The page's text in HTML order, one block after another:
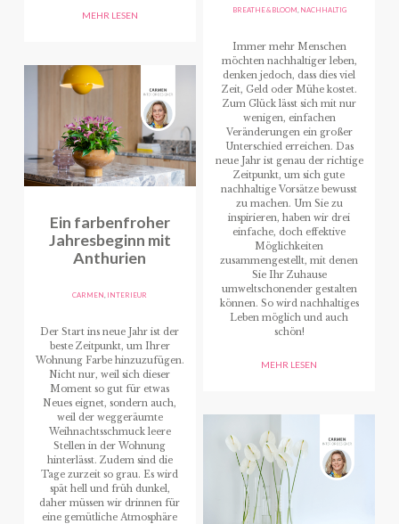
MEHR LESEN
Ein farbenfroher
Jahresbeginn mit
Anthurien
CARMEN INTERIEUR
Der Start ins neue Jahr ist der
beste Zeitpunkt, um Ihrer
Wohnung Farbe hinzuzufügen.
Nicht nur, weil sich dieser
Moment so gut für etwas
Neues eignet, sondern auch,
weil der weggeräumte
Weihnachtsschmuck leere
Stellen in der Wohnung
hinterlässt. Zudem sind die
Tage zurzeit so grau. Es wird
spät hell und früh dunkel,
daher müssen wir drinnen für
eine gemütliche Atmosphäre
BREATHE & BLOOM NACHHALTIG
Immer mehr Menschen
möchten nachhaltiger leben,
denken jedoch, dass dies viel
Zeit, Geld oder Mühe kostet.
Zum Glück lässt sich mit nur
wenigen, einfachen
Veränderungen ein großer
Unterschied erreichen. Das
neue Jahr ist genau der richtige
Zeitpunkt, um sich gute
nachhaltige Vorsätze bewusst
zu machen. Um Sie zu
inspirieren, haben wir drei
einfache, doch effektive
Möglichkeiten
zusammengestellt, mit denen
Sie Ihr Zuhause
umweltschonender gestalten
können. So wird nachhaltiges
Leben möglich und auch
schön!
MEHR LESEN